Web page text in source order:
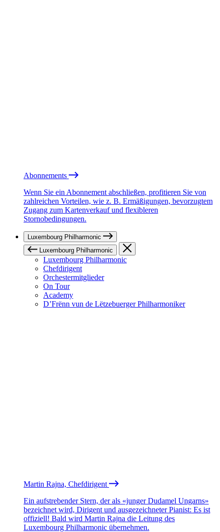
Abonnements
Wenn Sie ein Abonnement abschließen, profitieren Sie von
zahlreichen Vorteilen, wie z. B. Ermäßigungen, bevorzugtem
Zugang zum Kartenverkauf und flexibleren
Stornobedingungen.
Luxembourg Philharmonic
Luxembourg Philharmonic
Luxembourg Philharmonic
Chefdirigent
Orchestermitglieder
On Tour
Academy
D’Frënn vun de Lëtzebuerger Philharmoniker
Martin Rajna, Chefdirigent
Ein aufstrebender Stern, der als «junger Dudamel Ungarns»
bezeichnet wird, Dirigent und ausgezeichneter Pianist: Es ist
offiziell! Bald wird Martin Rajna die Leitung des
Luxembourg Philharmonic übernehmen.